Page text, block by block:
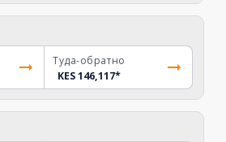
Туда-обратно
KES 146,117*